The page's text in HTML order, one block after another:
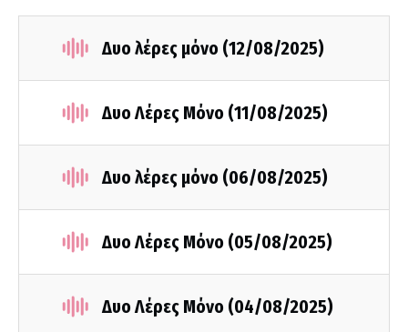
Δυο λέρες μόνο (12/08/2025)
Δυο Λέρες Μόνο (11/08/2025)
Δυο λέρες μόνο (06/08/2025)
Δυο Λέρες Μόνο (05/08/2025)
Δυο Λέρες Μόνο (04/08/2025)